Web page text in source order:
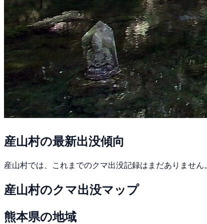
産山村の最新出没傾向
産山村では、これまでのクマ出没記録はまだありません。
産山村のクマ出没マップ
熊本県の地域